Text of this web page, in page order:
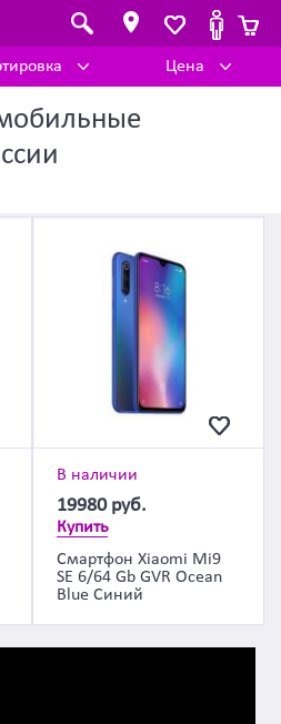
Цена
В наличии
19980 руб.
Купить
Смартфон Xiaomi Mi9
SE 6/64 Gb GVR Ocean
Blue Синий